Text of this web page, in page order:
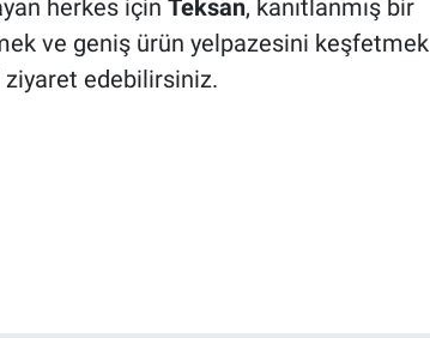
herkes için Teksan, kanıtlanmış bir
ve geniş ürün yelpazesini keşfetmek
edebilirsiniz.